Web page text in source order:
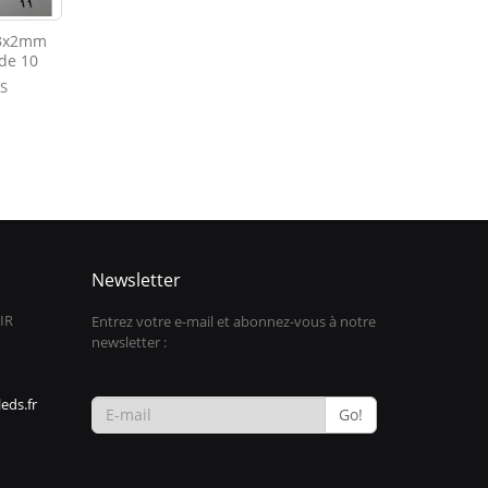
10
Newsletter
Entrez votre e-mail et abonnez-vous à notre
newsletter :
Go!